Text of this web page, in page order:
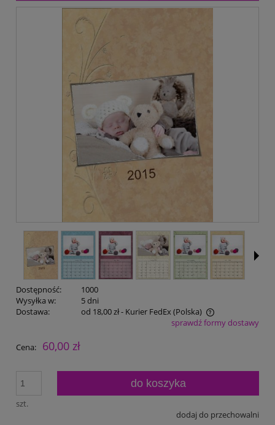
Dostępność:
1000
Wysyłka w:
5 dni
Dostawa:
od 18,00 zł- Kurier FedEx(Polska)
Cena nie zawiera ewentualnych kosztów płatnościsprawdź formy dostawy
Cena: 60,00 zł
szt.
do koszyka
dodaj do przechowalni